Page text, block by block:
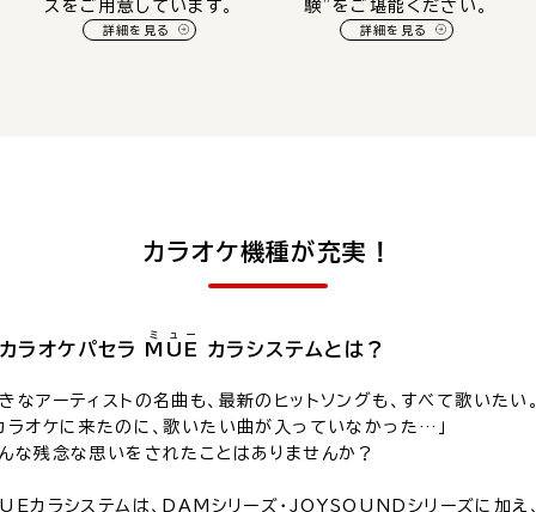
スをご用意しています。
詳細を見る
験”をご堪能ください。
詳細を見る
カラオケ機種が充実！
カラオケパセラ M
ミ
U
ュ
E
ー
カラシステムとは？
なアーティストの名曲も、最新のヒットソングも、すべて歌いたい
ラオケに来たのに、歌いたい曲が入っていなかった…」
な残念な思いをされたことはありませんか？
カラシステムは、DAMシリーズ・JOYSOUNDシリーズに加え